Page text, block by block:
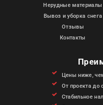
Нерудные материалы
Вывоз и уборка снега
Отзывы
Контакты
Цены ниже,
От проекта до
Стабильное